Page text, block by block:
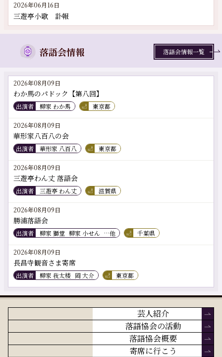
2026年06月16日
三遊亭小歌 訃報
落語会情報
2026年08月09日
わか馬のパドック【第八回】
出演者 柳家 わか馬 東京都
2026年08月09日
華形家八百八の会
出演者 華形家 八百八 東京都
2026年08月09日
三遊亭わん丈 落語会
出演者 三遊亭 わん丈 滋賀県
2026年08月09日
勝浦落語会
出演者 柳家 獅堂 柳家 小せん …他 千葉県
2026年08月09日
長昌寺観音さま寄席
出演者 柳家 我太楼 岡 大介 東京都
落語会情報一覧
芸人紹介
落語協会の活動
落語協会概要
寄席に行こう